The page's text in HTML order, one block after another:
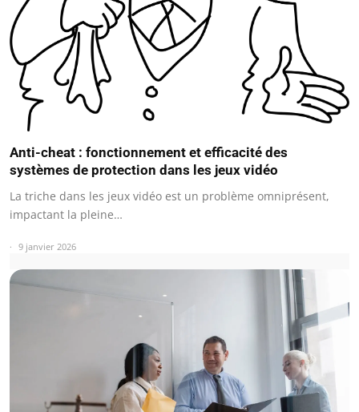
Anti-cheat : fonctionnement et efficacité des
systèmes de protection dans les jeux vidéo
La triche dans les jeux vidéo est un problème omniprésent,
impactant la pleine…
9 janvier 2026